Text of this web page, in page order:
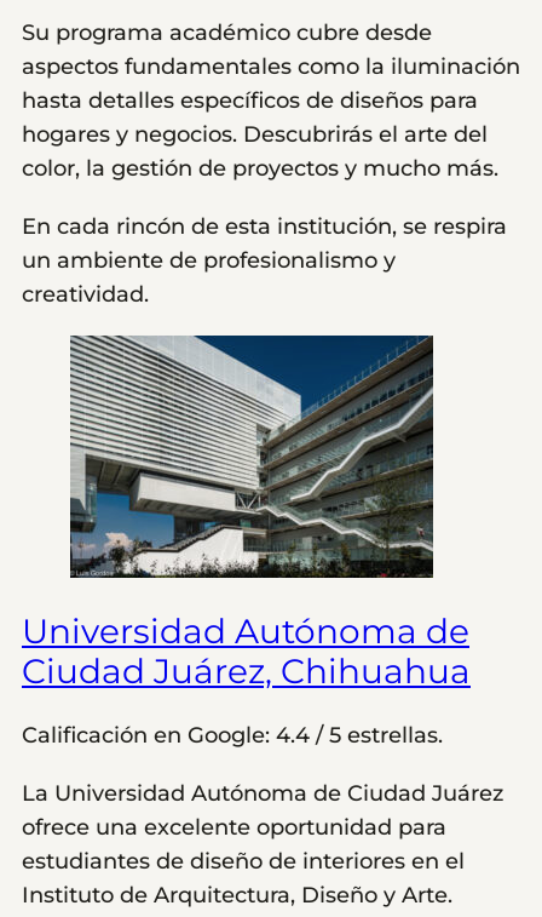
Su programa académico cubre desde
aspectos fundamentales como la iluminación
hasta detalles específicos de diseños para
hogares y negocios. Descubrirás el arte del
color, la gestión de proyectos y mucho más.
En cada rincón de esta institución, se respira
un ambiente de profesionalismo y
creatividad.
Universidad Autónoma de
Ciudad Juárez, Chihuahua
Calificación en Google: 4.4 / 5 estrellas.
La Universidad Autónoma de Ciudad Juárez
ofrece una excelente oportunidad para
estudiantes de diseño de interiores en el
Instituto de Arquitectura, Diseño y Arte.